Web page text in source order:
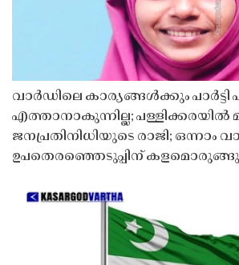
വാർഡിലെ കാര്യങ്ങൾക്കും പാർട്ടി
എത്താനാകുന്നില്ല; പള്ളിക്കരയിൽ
ജനപ്രതിനിധിയുടെ രാജി; ഒന്നാം
ഉപതെരഞ്ഞെടുപ്പിന്